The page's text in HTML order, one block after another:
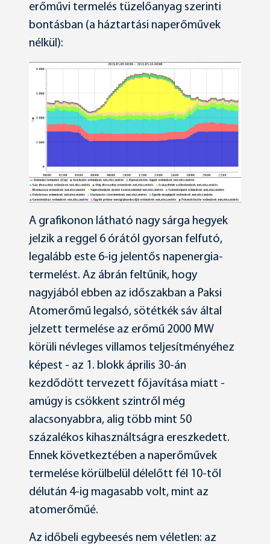
erőművi termelés tüzelőanyag szerinti
bontásban (a háztartási naperőművek
nélkül):
A grafikonon látható nagy sárga hegyek
jelzik a reggel 6 órától gyorsan felfutó,
legalább este 6-ig jelentős napenergia-
termelést. Az ábrán feltűnik, hogy
nagyjából ebben az időszakban a Paksi
Atomerőmű legalsó, sötétkék sáv által
jelzett termelése az erőmű 2000 MW
körüli névleges villamos teljesítményéhez
képest - az 1. blokk április 30-án
kezdődött tervezett főjavítása miatt -
amúgy is csökkent szintről még
alacsonyabbra, alig több mint 50
százalékos kihasználtságra ereszkedett.
Ennek következtében a naperőművek
termelése körülbelül délelőtt fél 10-től
délután 4-ig magasabb volt, mint az
atomerőműé.
Az időbeli egybeesés nem véletlen: az